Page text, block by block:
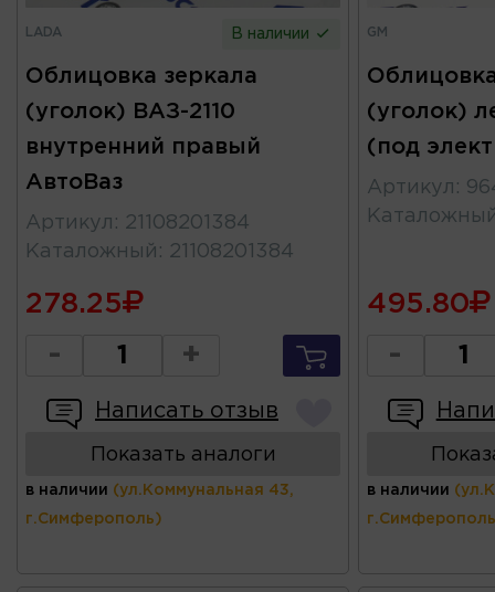
LADA В наличии
Облицовка зеркала
(уголок) ВАЗ-2110
внутренний правый
АвтоВаз
Артикул : 21108201384
Каталожный : 21108201384
278.25
- +
Написать отзыв
Показать аналоги
в наличии (ул.Коммунальная 43,
г.Симферополь)
GM
(уголок)
(под
Артикул :
495.80
-
в наличии